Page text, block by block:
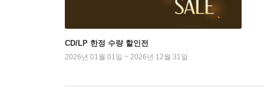
CD/LP 한정 수량 할인전
2026년 01월 01일 ~ 2026년 12월 31일